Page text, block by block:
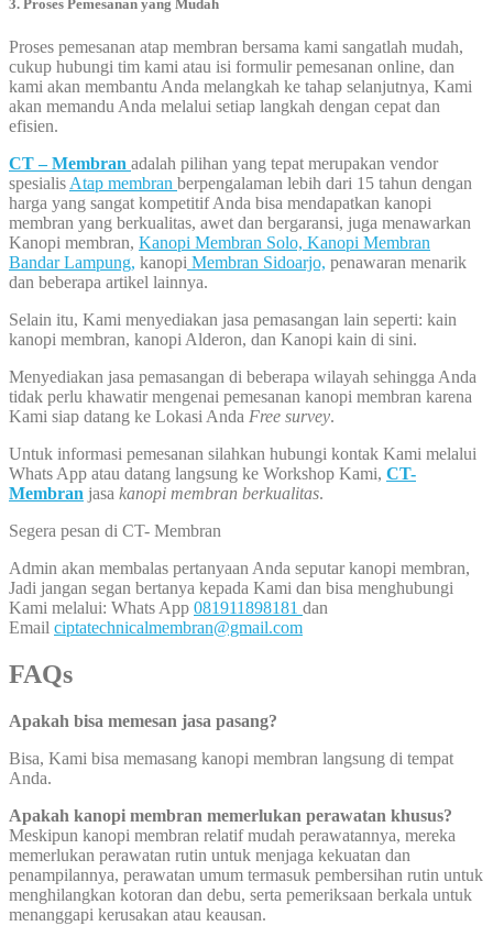
3. Proses Pemesanan yang Mudah
Proses pemesanan atap membran bersama kami sangatlah mudah,
cukup hubungi tim kami atau isi formulir pemesanan online, dan
kami akan membantu Anda melangkah ke tahap selanjutnya, Kami
akan memandu Anda melalui setiap langkah dengan cepat dan
efisien.
CT – Membran adalah pilihan yang tepat merupakan vendor
spesialisAtap membran berpengalaman lebih dari 15 tahun dengan
harga yang sangat kompetitif Anda bisa mendapatkan kanopi
membran yang berkualitas, awet dan bergaransi, juga menawarkan
Kanopi membran, Kanopi Membran Solo, Kanopi Membran
Bandar Lampung, kanopi Membran Sidoarjo, penawaran menarik
dan beberapa artikel lainnya.
Selain itu, Kami menyediakan jasa pemasangan lain seperti: kain
kanopi membran, kanopi Alderon, dan Kanopi kain di sini.
Menyediakan jasa pemasangan di beberapa wilayah sehingga Anda
tidak perlu khawatir mengenai pemesanan kanopi membran karena
Kami siap datang ke Lokasi Anda Free survey.
Untuk informasi pemesanan silahkan hubungi kontak Kami melalui
Whats App atau datang langsung ke Workshop Kami, CT-
Membran jasa kanopi membran berkualitas.
Segera pesan di CT- Membran
Admin akan membalas pertanyaan Anda seputar kanopi membran,
Jadi jangan segan bertanya kepada Kami dan bisa menghubungi
Kami melalui: Whats App 081911898181 dan
Email ciptatechnicalmembran@gmail.com
FAQs
Apakah bisa memesan jasa pasang?
Bisa, Kami bisa memasang kanopi membran langsung di tempat
Anda.
Apakah kanopi membran memerlukan perawatan khusus?
Meskipun kanopi membran relatif mudah perawatannya, mereka
memerlukan perawatan rutin untuk menjaga kekuatan dan
penampilannya, perawatan umum termasuk pembersihan rutin untuk
menghilangkan kotoran dan debu, serta pemeriksaan berkala untuk
menanggapi kerusakan atau keausan.